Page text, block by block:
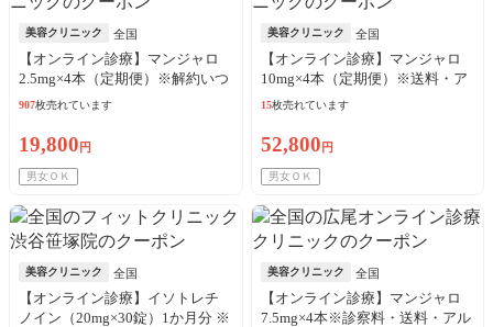
美容クリニック 全国
【オンライン診療】マンジャロ
2.5mg×4本（定期便）※解約いつ
でも可能！
907枚売れています
19,800 円
男女ＯＫ
美容クリニック 全国
【オンライン診療】マンジャロ
10mg×4本（定期便）※送料・ア
ルコール綿・診察料込
15枚売れています
52,800 円
男女ＯＫ
美容クリニック 全国
【オンライン診療】イソトレチ
ノイン（20mg×30錠）1か月分 ※
美容クリニック 全国
【オンライン診療】マンジャロ
7.5mg×4本※診察料・送料・アル